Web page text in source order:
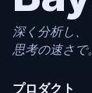
深く分析し、
思考の速さで。
プロダクト